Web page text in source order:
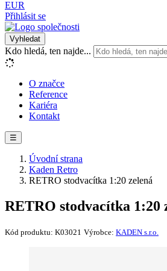
EUR
Přihlásit se
Vyhledat
Kdo hledá, ten najde...
O značce
Reference
Kariéra
Kontakt
☰
Úvodní strana
Kaden Retro
RETRO stodvacítka 1:20 zelená
RETRO stodvacítka 1:20
Kód produktu: K03021 Výrobce: KADEN s.r.o.